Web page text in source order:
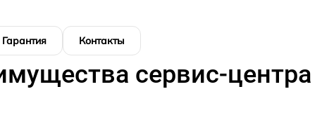
Гарантия Контакты
сервис-центра